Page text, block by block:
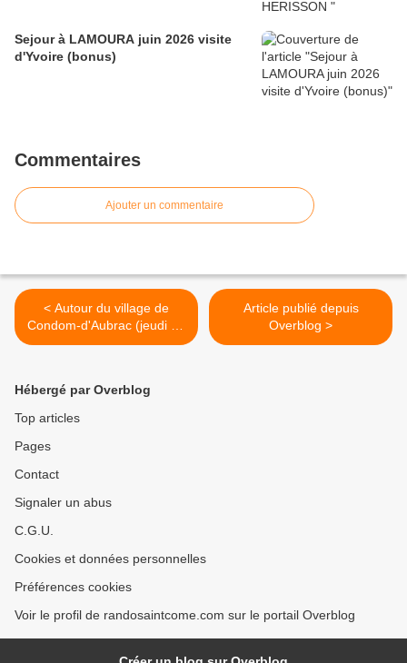
Sejour à LAMOURA juin 2026 visite
d'Yvoire (bonus)
Commentaires
Ajouter un commentaire
< Autour du village de
Condom-d'Aubrac (jeudi 20
mai 2021)
Article publié depuis
Overblog >
Hébergé par Overblog
Top articles
Pages
Contact
Signaler un abus
C.G.U.
Cookies et données personnelles
Préférences cookies
Voir le profil de randosaintcome.com sur le portail Overblog